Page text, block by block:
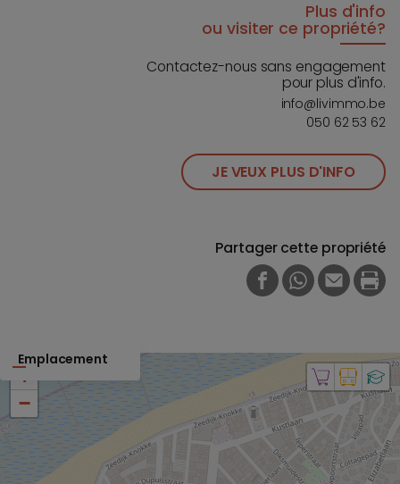
Plus d'info
ou visiter ce propriété?
Contactez-nous sans engagement
pour plus d'info.
info@livimmo.be
050 62 53 62
JE VEUX PLUS D'INFO
Partager cette propriété
FACEBOOK
WHATSAPP
E-MAIL
Emplacement
+
−